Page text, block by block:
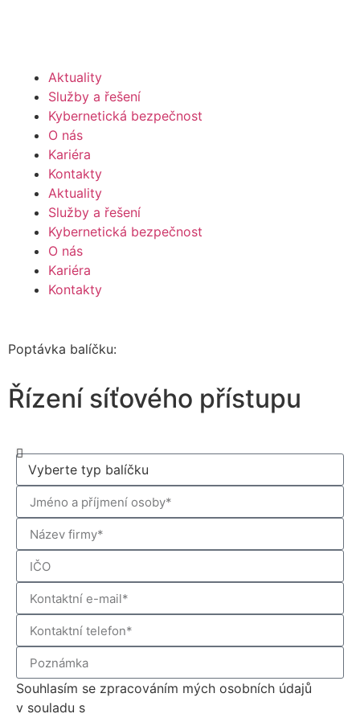
Aktuality
Služby a řešení
Kybernetická bezpečnost
O nás
Kariéra
Kontakty
Aktuality
Služby a řešení
Kybernetická bezpečnost
O nás
Kariéra
Kontakty
Poptávka balíčku:
Řízení síťového přístupu
Souhlasím se zpracováním mých osobních údajů
v souladu s